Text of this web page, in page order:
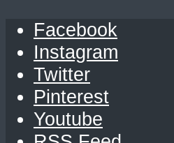
Facebook
Instagram
Twitter
Pinterest
Youtube